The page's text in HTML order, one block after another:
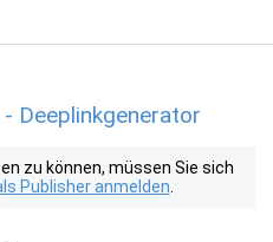
Deeplinkgenerator
zu können, müssen Sie sich
Publisher anmelden